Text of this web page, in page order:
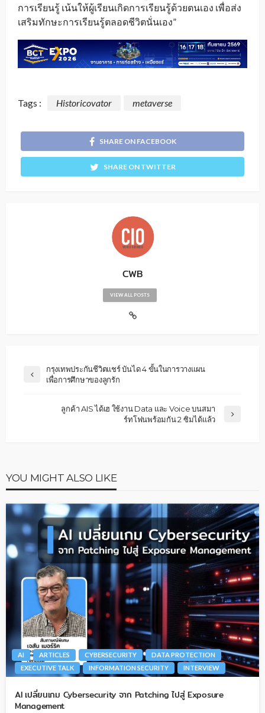
การเรียนรู้ เน้นให้ผู้เรียนเกิดการเรียนรู้ด้วยตนเอง เพื่อส่ง
เสริมทักษะการเรียนรู้ตลอดชีวิตนั่นเอง”
Tags : Historicovator metaverse
SHARE ON FACEBOOK
SHARE ON TWITTER
CWB
VIEW ALL POSTS
กรุงเทพประกันชีวิตแชร์ บันได 4 ขั้นในการวางแผน
เพื่อการศึกษาของลูกรัก
ลูกค้า AIS ได้เฮ ใช้งาน Data และ Voice บนสมา
ร์ทโฟนพร้อมกัน 2 ซิมได้แล้ว
YOU MIGHT ALSO LIKE
AI ARTICLES CYBERSECURITY
DATA PROTECTION
EXECUTIVE TALK
INFORMATION SECURITY INTERVIEW
AI เปลี่ยนเกม Cybersecurity จาก Patching ไปสู่ Exposure
Management